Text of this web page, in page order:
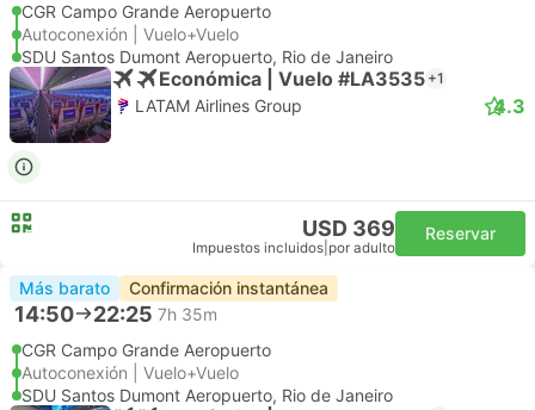
CGR Campo Grande Aeropuerto
Autoconexión | Vuelo+Vuelo
SDU Santos Dumont Aeropuerto, Rio de Janeiro
Económica | Vuelo #LA3535 +1
LATAM Airlines Group 4.3
USD 369
Impuestos incluidos por adulto
Reservar
Más barato Confirmación instantánea
14:50 22:25 7h 35m
CGR Campo Grande Aeropuerto
Autoconexión | Vuelo+Vuelo
SDU Santos Dumont Aeropuerto, Rio de Janeiro